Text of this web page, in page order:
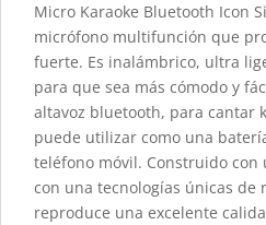
Micro Karaoke Bluetooth Icon
micrófono multifunción que
fuerte. Es inalámbrico, ultra
para que sea más cómodo y
altavoz bluetooth, para cantar
puede utilizar como una
teléfono móvil. Construido
con una tecnologías únicas de
reproduce una excelente